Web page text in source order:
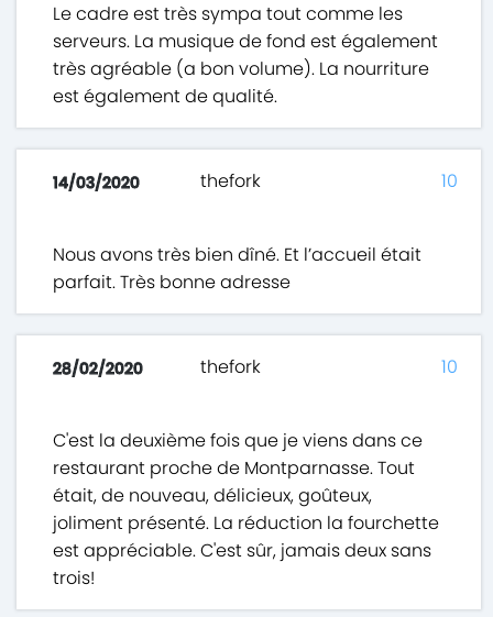
Le cadre est très sympa tout comme les
serveurs. La musique de fond est également
très agréable (a bon volume). La nourriture
est également de qualité.
14/03/2020 thefork
Nous avons très bien dîné. Et l’accueil était
parfait. Très bonne adresse
10
28/02/2020 thefork
C'est la deuxième fois que je viens dans ce
restaurant proche de Montparnasse. Tout
était, de nouveau, délicieux, goûteux,
joliment présenté. La réduction la fourchette
est appréciable. C'est sûr, jamais deux sans
trois!
10